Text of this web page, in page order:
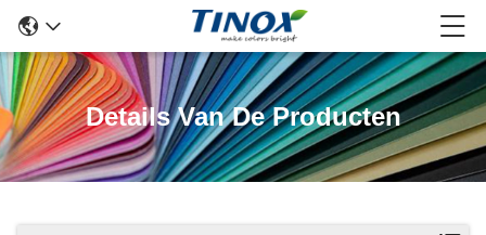
Details Van De Producten